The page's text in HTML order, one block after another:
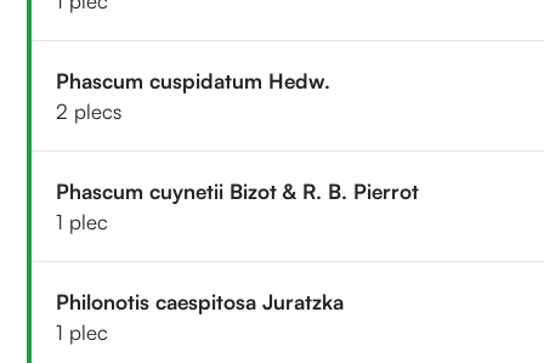
Phascum cuspidatum Hedw.
2 plecs
Phascum cuynetii Bizot & R. B. Pierrot
1 plec
Philonotis caespitosa Juratzka
1 plec